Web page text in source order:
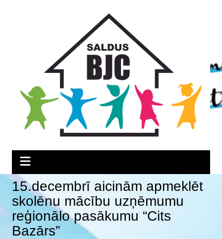
15.decembrī aicinām apmeklēt
skolēnu mācību uzņēmumu
reģionālo pasākumu “Cits
Bazārs”